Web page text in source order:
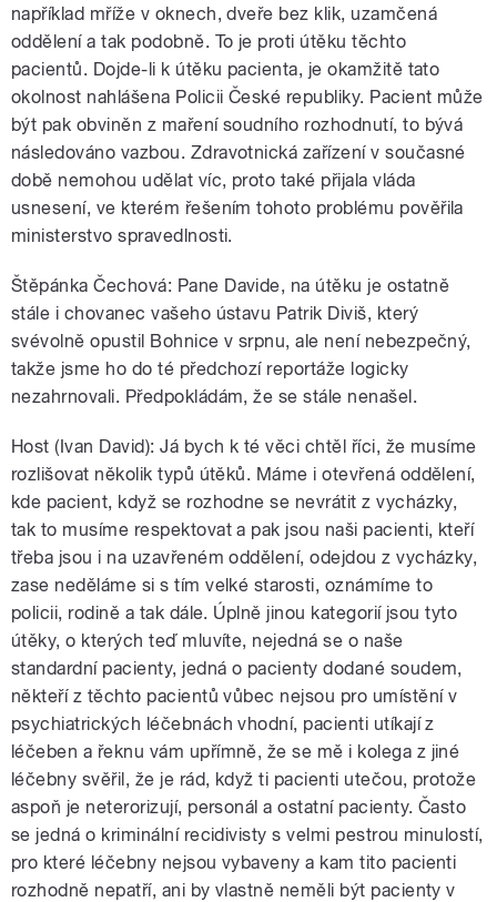
například mříže v oknech, dveře bez klik, uzamčená
oddělení a tak podobně. To je proti útěku těchto
pacientů. Dojde-li k útěku pacienta, je okamžitě tato
okolnost nahlášena Policii České republiky. Pacient může
být pak obviněn z maření soudního rozhodnutí, to bývá
následováno vazbou. Zdravotnická zařízení v současné
době nemohou udělat víc, proto také přijala vláda
usnesení, ve kterém řešením tohoto problému pověřila
ministerstvo spravedlnosti.
Štěpánka Čechová: Pane Davide, na útěku je ostatně
stále i chovanec vašeho ústavu Patrik Diviš, který
svévolně opustil Bohnice v srpnu, ale není nebezpečný,
takže jsme ho do té předchozí reportáže logicky
nezahrnovali. Předpokládám, že se stále nenašel.
Host (Ivan David): Já bych k té věci chtěl říci, že musíme
rozlišovat několik typů útěků. Máme i otevřená oddělení,
kde pacient, když se rozhodne se nevrátit z vycházky,
tak to musíme respektovat a pak jsou naši pacienti, kteří
třeba jsou i na uzavřeném oddělení, odejdou z vycházky,
zase neděláme si s tím velké starosti, oznámíme to
policii, rodině a tak dále. Úplně jinou kategorií jsou tyto
útěky, o kterých teď mluvíte, nejedná se o naše
standardní pacienty, jedná o pacienty dodané soudem,
někteří z těchto pacientů vůbec nejsou pro umístění v
psychiatrických léčebnách vhodní, pacienti utíkají z
léčeben a řeknu vám upřímně, že se mě i kolega z jiné
léčebny svěřil, že je rád, když ti pacienti utečou, protože
aspoň je neterorizují, personál a ostatní pacienty. Často
se jedná o kriminální recidivisty s velmi pestrou minulostí,
pro které léčebny nejsou vybaveny a kam tito pacienti
rozhodně nepatří, ani by vlastně neměli být pacienty v